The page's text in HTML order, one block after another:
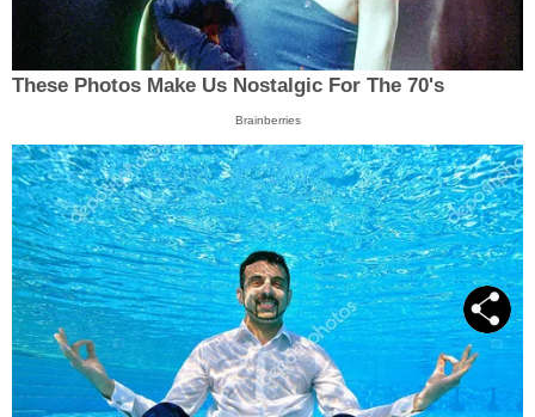
These Photos Make Us Nostalgic For The 70's
Brainberries